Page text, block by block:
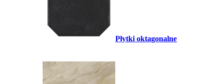
Płytki oktagonalne